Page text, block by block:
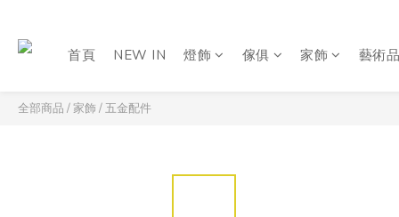
首頁 NEW IN 燈飾 傢俱 家飾 藝術品
全部商品 /家飾 /五金配件